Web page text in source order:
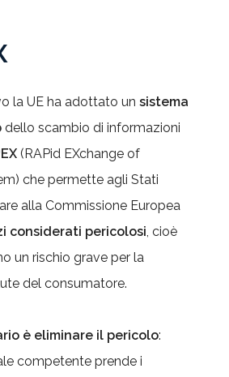
la UE ha adottato un sistema
dello scambio di informazioni
(RAPid EXchange of
che permette agli Stati
alla Commissione Europea
considerati pericolosi, cioè
un rischio grave per la
del consumatore.
è eliminare il pericolo:
competente prende i